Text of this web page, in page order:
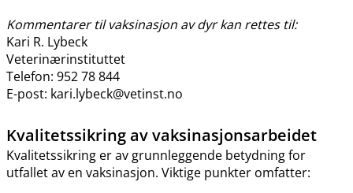
Kommentarer til vaksinasjon av dyr kan rettes til:
Kari R. Lybeck
Veterinærinstituttet
Telefon: 952 78 844
E-post: kari.lybeck@vetinst.no
Kvalitetssikring av vaksinasjonsarbeidet
Kvalitetssikring er av grunnleggende betydning for
utfallet av en vaksinasjon. Viktige punkter omfatter: